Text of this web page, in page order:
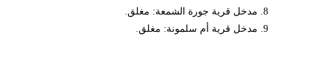
8. مدخل قرية جورة الشمعة: مغلق.
9. مدخل قرية أم سلمونة: مغلق.